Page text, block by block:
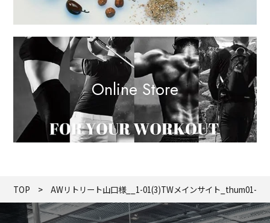
Online Store
TOP AWリトリート山口様__1-01(3)TWメインサイト_thum01-min